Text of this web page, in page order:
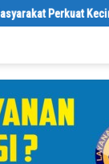
Perkuat Kecintaan